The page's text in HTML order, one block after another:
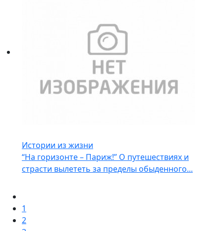
Истории из жизни
“На горизонте – Париж!” О путешествиях и
страсти вылететь за пределы обыденного...
1
2